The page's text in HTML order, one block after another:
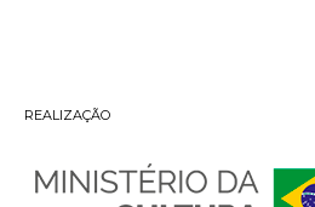
REALIZAÇÃO